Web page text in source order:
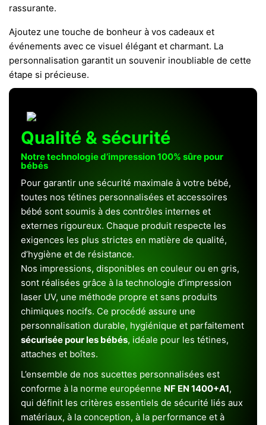
rassurante.
Ajoutez une touche de bonheur à vos cadeaux et
événements avec ce visuel élégant et charmant. La
personnalisation garantit un souvenir inoubliable de cette
étape si précieuse.
Qualité & sécurité
Notre technologie d’impression 100% sûre pour
bébés
Pour garantir une sécurité maximale à votre bébé,
toutes nos tétines personnalisées et accessoires
bébé sont soumis à des contrôles internes et
externes rigoureux. Chaque produit respecte les
exigences les plus strictes en matière de qualité,
d’hygiène et de résistance.
Nos impressions, disponibles en couleur ou en gris,
sont réalisées grâce à la technologie d’impression
laser UV, une méthode propre et sans produits
chimiques nocifs. Ce procédé assure une
personnalisation durable, hygiénique et parfaitement
sécurisée pour les bébés, idéale pour les tétines,
attaches et boîtes.
L’ensemble de nos sucettes personnalisées est
conforme à la norme européenne NF EN 1400+A1,
qui définit les critères essentiels de sécurité liés aux
matériaux, à la conception, à la performance et à